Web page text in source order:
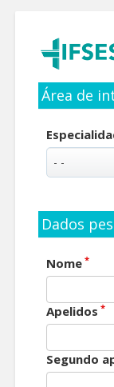
Área de
Dados
Nome *
Apelidos *
Segundo